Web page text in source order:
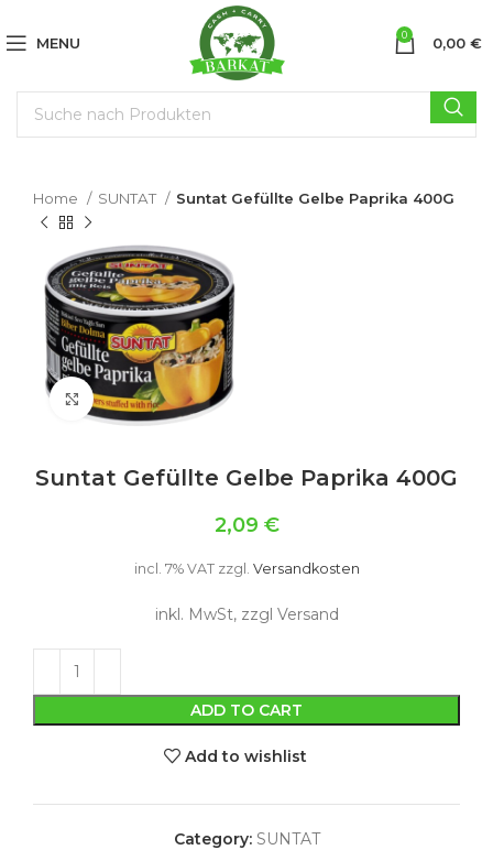
MENU 0 0,00 €
Home SUNTAT Suntat Gefüllte Gelbe Paprika 400G
Click to enlarge
Suntat Gefüllte Gelbe Paprika 400G
2,09 €
incl. 7% VAT zzgl. Versandkosten
inkl. MwSt, zzgl Versand
ADD TO CART
Add to wishlist
Category: SUNTAT